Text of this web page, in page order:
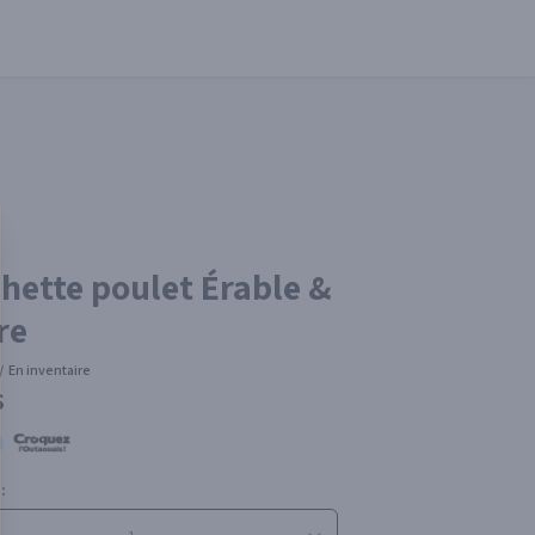
poulet Érable &
/ En inventaire